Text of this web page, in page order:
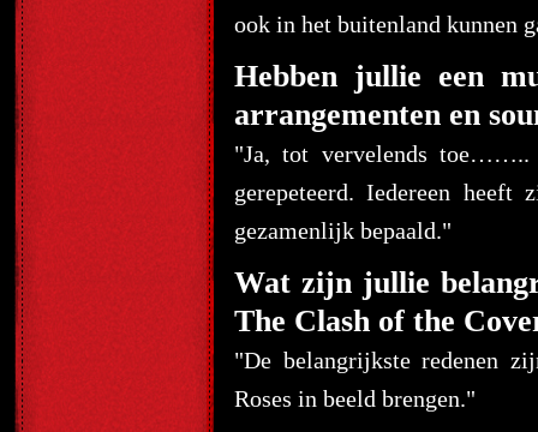
ook in het buitenland kunnen
Hebben jullie een
arrangementen en
"Ja, tot vervelends toe……..
gerepeteerd. Iedereen heeft
gezamenlijk bepaald."
Wat zijn jullie
The Clash of the
"De belangrijkste redenen
Roses in beeld brengen."